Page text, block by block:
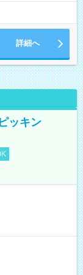
詳細へ
ッキン